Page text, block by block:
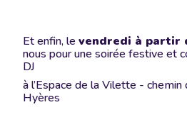
Et enfin, le vendredi à partir
nous pour une soirée festive et
DJ
à l’Espace de la Vilette -
Hyères